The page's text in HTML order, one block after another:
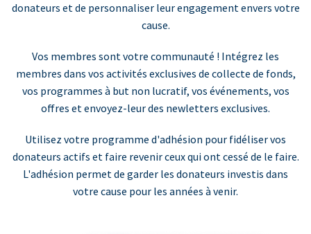
donateurs et de personnaliser leur engagement envers votre
cause.
Vos membres sont votre communauté ! Intégrez les
membres dans vos activités exclusives de collecte de fonds,
vos programmes à but non lucratif, vos événements, vos
offres et envoyez-leur des newletters exclusives.
Utilisez votre programme d'adhésion pour fidéliser vos
donateurs actifs et faire revenir ceux qui ont cessé de le faire.
L'adhésion permet de garder les donateurs investis dans
votre cause pour les années à venir.